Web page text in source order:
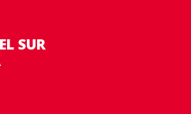
SUR